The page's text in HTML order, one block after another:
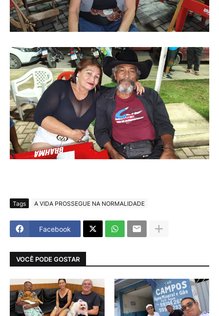
Tags A VIDA PROSSEGUE NA NORMALIDADE
Facebook
VOCÊ PODE GOSTAR